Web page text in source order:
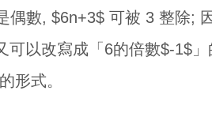
數, $6n+3$ 可被 3 整除;
以改寫成「6的倍數$-1$
形式。